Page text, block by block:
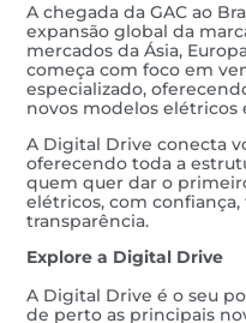
A chegada da GAC ao
expansão global da
mercados da Ásia,
começa com foco em
especializado,
novos modelos elétricos
A Digital Drive conecta
oferecendo toda a
quem quer dar o
elétricos, com
transparência.
Explore a Digital Drive
A Digital Drive é o seu
de perto as principais